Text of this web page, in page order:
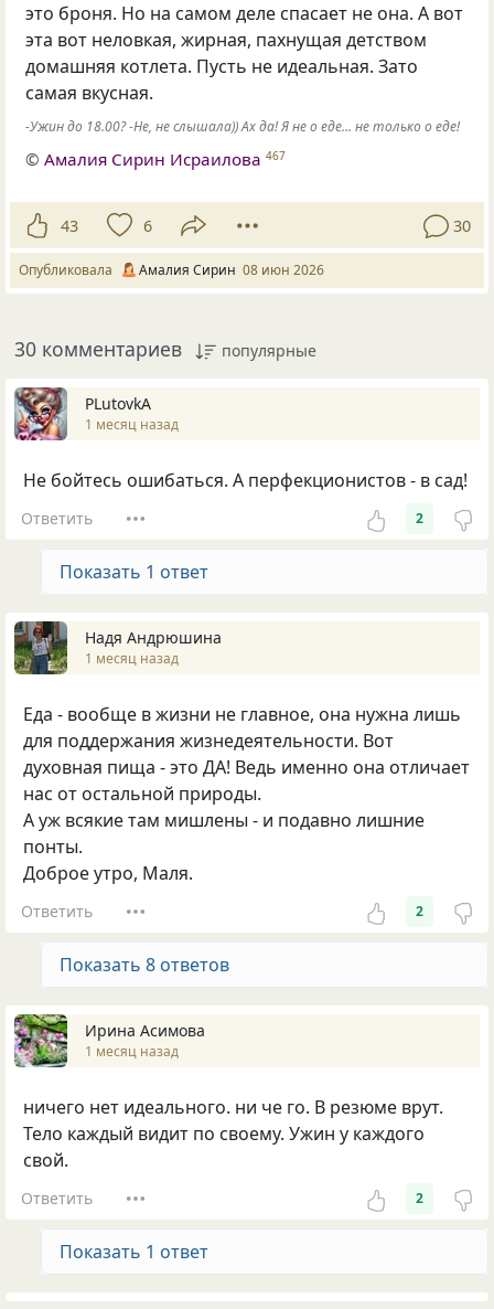
это броня. Но на самом деле спасает не она. А вот
эта вот неловкая, жирная, пахнущая детством
домашняя котлета. Пусть не идеальная. Зато
самая вкусная.
-Ужин до 18.00? -Не, не слышала)) Ах да! Я не о еде... не только о еде!
©Амалия Сирин Исраилова 467
43 6 30
Опубликовала Амалия Сирин 08 июн 2026
30 комментариев популярные
PLutоvkА
1 месяц назад
Не бойтесь ошибаться. А перфекционистов - в сад!
Ответить 2
Показать 1 ответ
Надя Андрюшина
1 месяц назад
Еда - вообще в жизни не главное, она нужна лишь
для поддержания жизнедеятельности. Вот
духовная пища - это ДА! Ведь именно она отличает
нас от остальной природы.
А уж всякие там мишлены - и подавно лишние
понты.
Доброе утро, Маля.
Ответить 2
Показать 8 ответов
Ирина Асимова
1 месяц назад
ничего нет идеального. ни че го. В резюме врут.
Тело каждый видит по своему. Ужин у каждого
свой.
Ответить 2
Показать 1 ответ